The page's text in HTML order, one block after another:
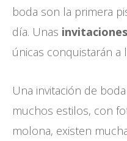
boda son la primera
día. Unas
únicas conquistarán a
Una invitación de
muchos estilos, con
molona, existen